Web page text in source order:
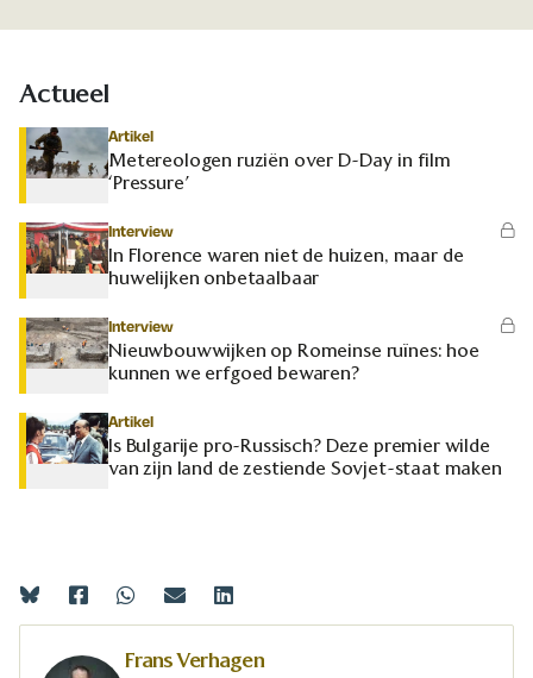
Actueel
Artikel
Metereologen ruziën over D-Day in film
‘Pressure’
Interview
In Florence waren niet de huizen, maar de
huwelijken onbetaalbaar
Interview
Nieuwbouwwijken op Romeinse ruïnes: hoe
kunnen we erfgoed bewaren?
Artikel
Is Bulgarije pro-Russisch? Deze premier wilde
van zijn land de zestiende Sovjet-staat maken
Frans Verhagen